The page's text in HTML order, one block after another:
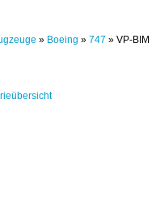
» Boeing »747 » VP-BIM